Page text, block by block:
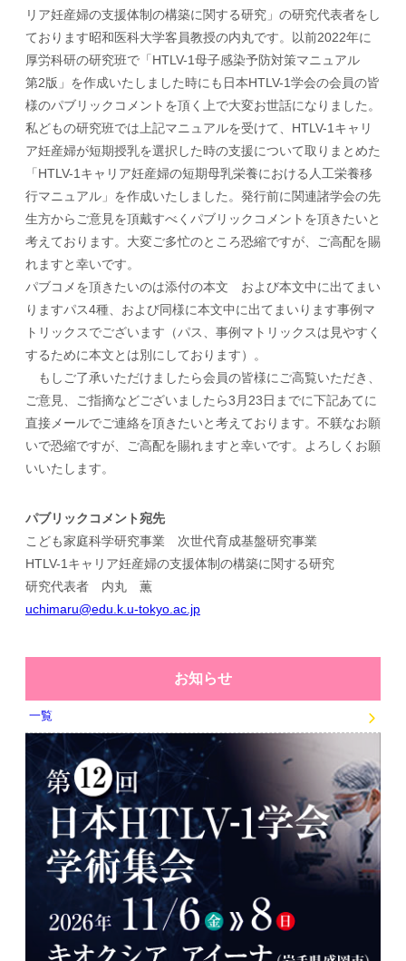
リア妊産婦の支援体制の構築に関する研究」の研究代表者をし
ております昭和医科大学客員教授の内丸です。以前2022年に
厚労科研の研究班で「HTLV-1母子感染予防対策マニュアル
第2版」を作成いたしました時にも日本HTLV-1学会の会員の皆
様のパブリックコメントを頂く上で大変お世話になりました。
私どもの研究班では上記マニュアルを受けて、HTLV-1キャリ
ア妊産婦が短期授乳を選択した時の支援について取りまとめた
「HTLV-1キャリア妊産婦の短期母乳栄養における人工栄養移
行マニュアル」を作成いたしました。発行前に関連諸学会の先
生方からご意見を頂戴すべくパブリックコメントを頂きたいと
考えております。大変ご多忙のところ恐縮ですが、ご高配を賜
れますと幸いです。
パブコメを頂きたいのは添付の本文 および本文中に出てまい
りますパス4種、および同様に本文中に出てまいります事例マ
トリックスでございます（パス、事例マトリックスは見やすく
するために本文とは別にしております）。
もしご了承いただけましたら会員の皆様にご高覧いただき、
ご意見、ご指摘などございましたら3月23日までに下記あてに
直接メールでご連絡を頂きたいと考えております。不躾なお願
いで恐縮ですが、ご高配を賜れますと幸いです。よろしくお願
いいたします。
パブリックコメント宛先
こども家庭科学研究事業 次世代育成基盤研究事業
HTLV-1キャリア妊産婦の支援体制の構築に関する研究
研究代表者 内丸 薫
uchimaru@edu.k.u-tokyo.ac.jp
お知らせ
一覧